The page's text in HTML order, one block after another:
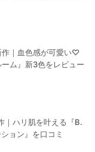
｜血色感が可愛い♡
ーム』新3色をレビュー
｜ハリ肌を叶える『B.
ョン』を口コミ